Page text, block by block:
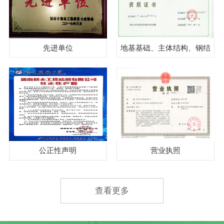
先进单位 地基基础、主体结构、钢结
公正性声明 营业执照
查看更多